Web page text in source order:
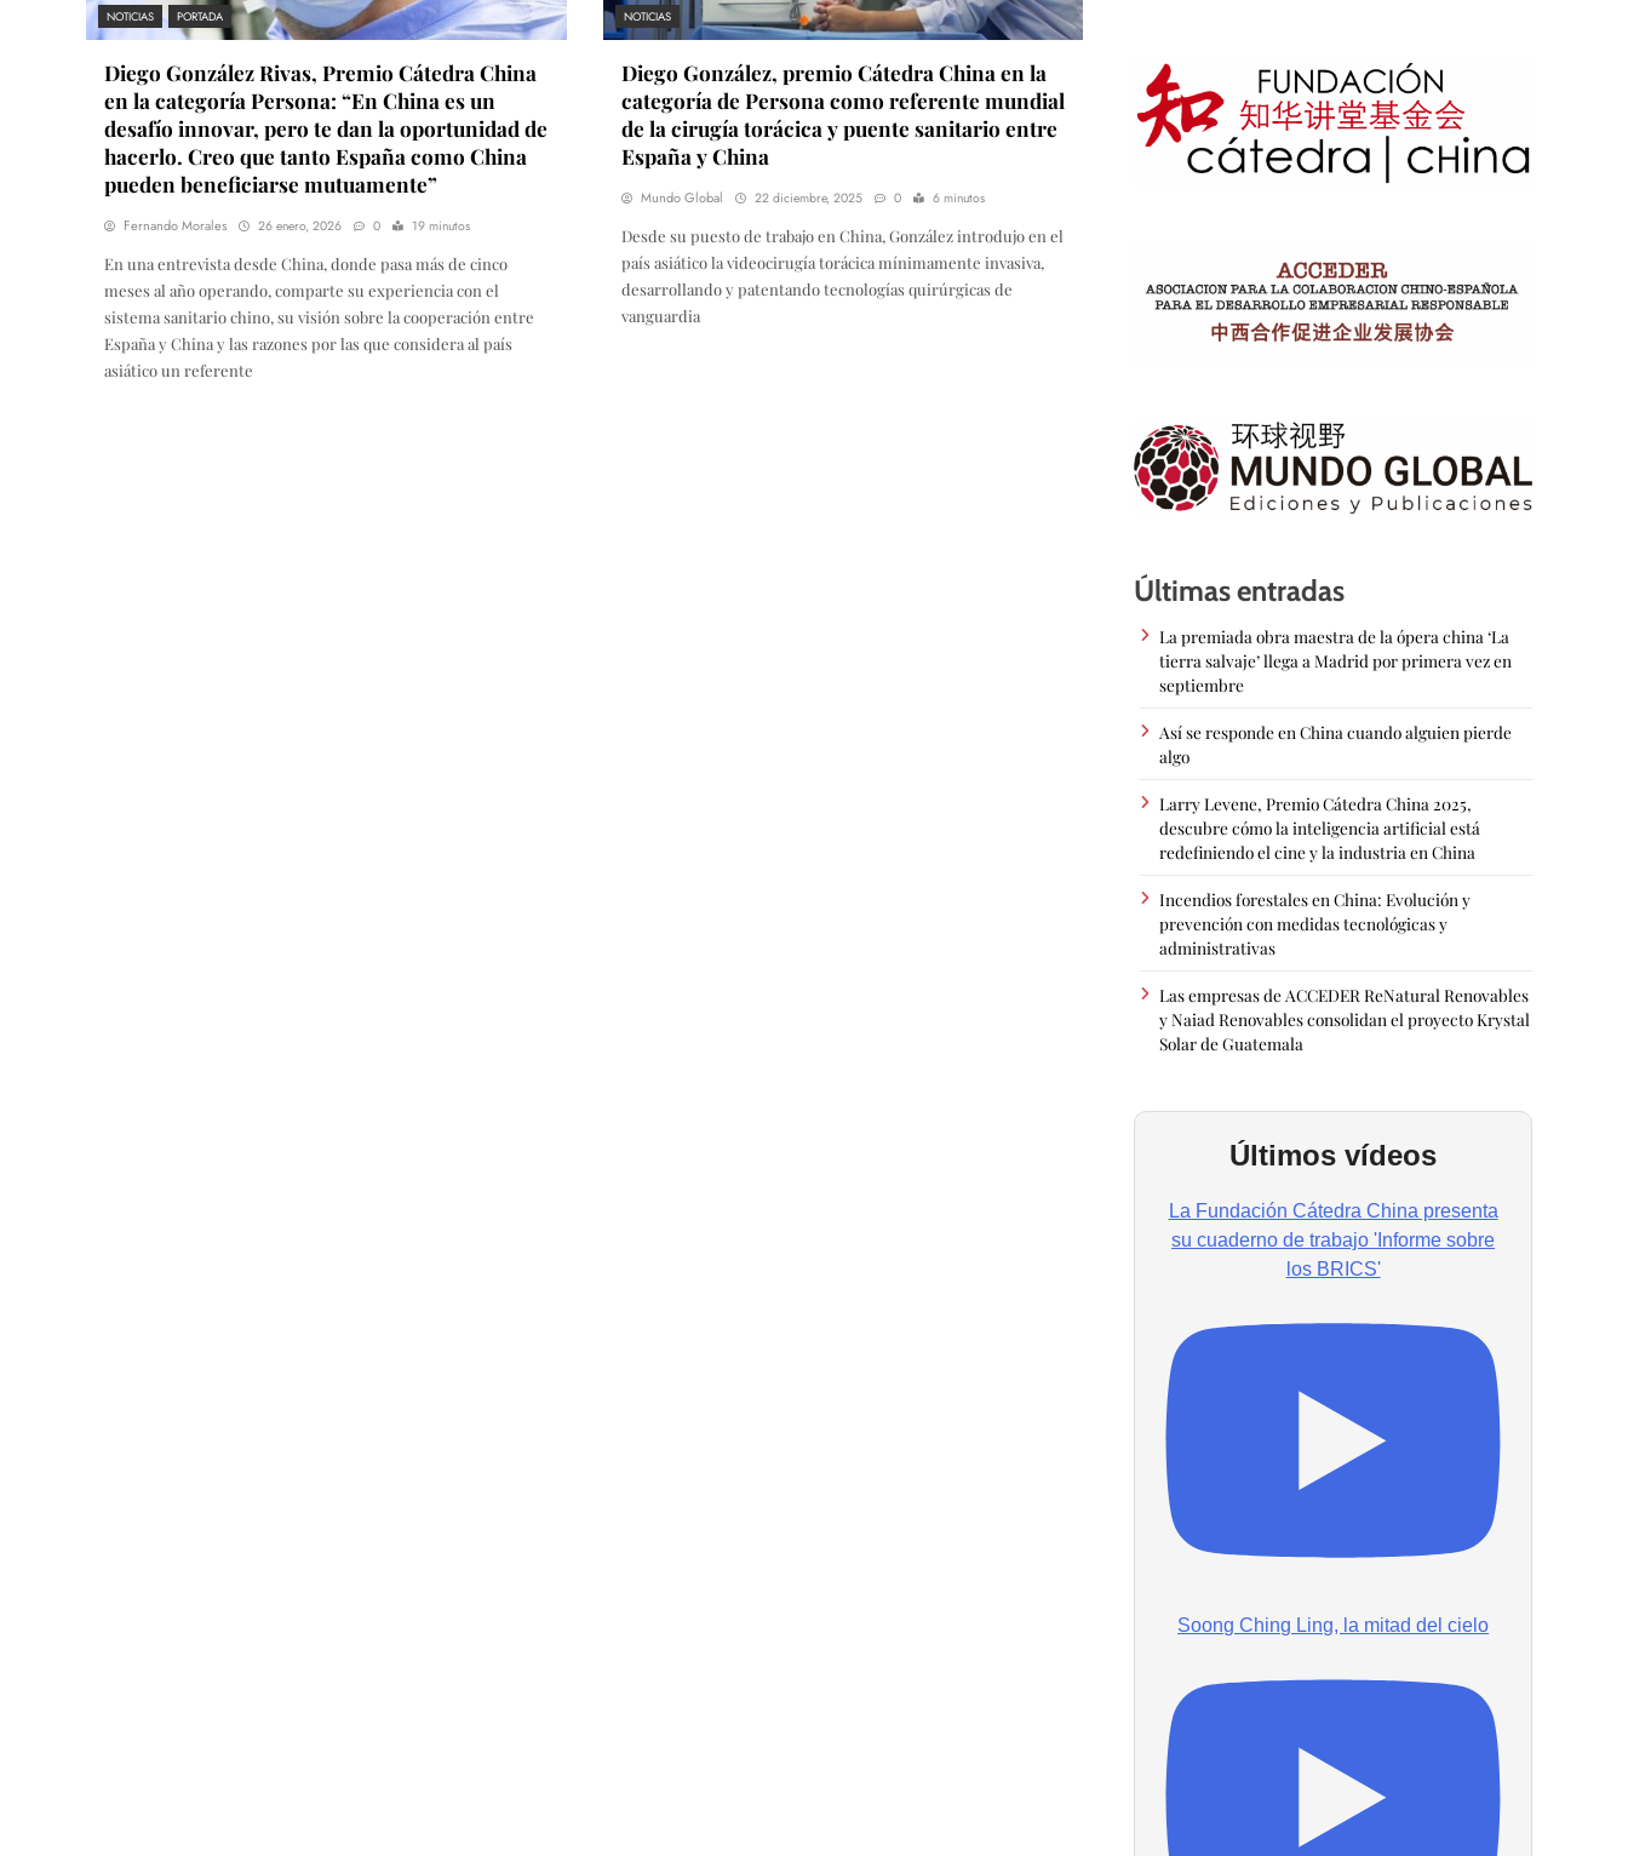
NOTICIAS PORTADA
Diego González Rivas, Premio Cátedra China
en la categoría Persona: “En China es un
desafío innovar, pero te dan la oportunidad de
hacerlo. Creo que tanto España como China
pueden beneficiarse mutuamente”
Fernando Morales 26 enero, 2026 0 19 minutos
En una entrevista desde China, donde pasa más de cinco
meses al año operando, comparte su experiencia con el
sistema sanitario chino, su visión sobre la cooperación entre
España y China y las razones por las que considera al país
asiático un referente
NOTICIAS
Diego González, premio Cátedra China en la
categoría de Persona como referente mundial
de la cirugía torácica y puente sanitario entre
España y China
Mundo Global 22 diciembre, 2025 0 6 minutos
Desde su puesto de trabajo en China, González introdujo en el
país asiático la videocirugía torácica mínimamente invasiva,
desarrollando y patentando tecnologías quirúrgicas de
vanguardia
Últimas entradas
La premiada obra maestra de la ópera china ‘La
tierra salvaje’ llega a Madrid por primera vez en
septiembre
Así se responde en China cuando alguien pierde
algo
Larry Levene, Premio Cátedra China 2025,
descubre cómo la inteligencia artificial está
redefiniendo el cine y la industria en China
Incendios forestales en China: Evolución y
prevención con medidas tecnológicas y
administrativas
Las empresas de ACCEDER ReNatural Renovables
y Naiad Renovables consolidan el proyecto Krystal
Solar de Guatemala
Últimos vídeos
La Fundación Cátedra China presenta
su cuaderno de trabajo 'Informe sobre
los BRICS'
Soong Ching Ling, la mitad del cielo